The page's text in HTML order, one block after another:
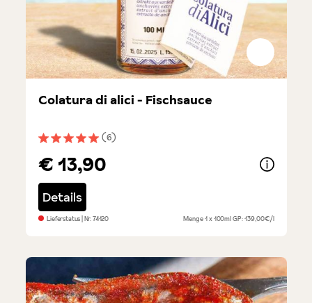
Durchschnittliche Bewertung von 5 von 5 Sternen
(6)
Colatura di alici - Fischsauce
€ 13,90
Details
Lieferstatus| Nr.74120 Menge1 x 100mlGP: 139,00€/l